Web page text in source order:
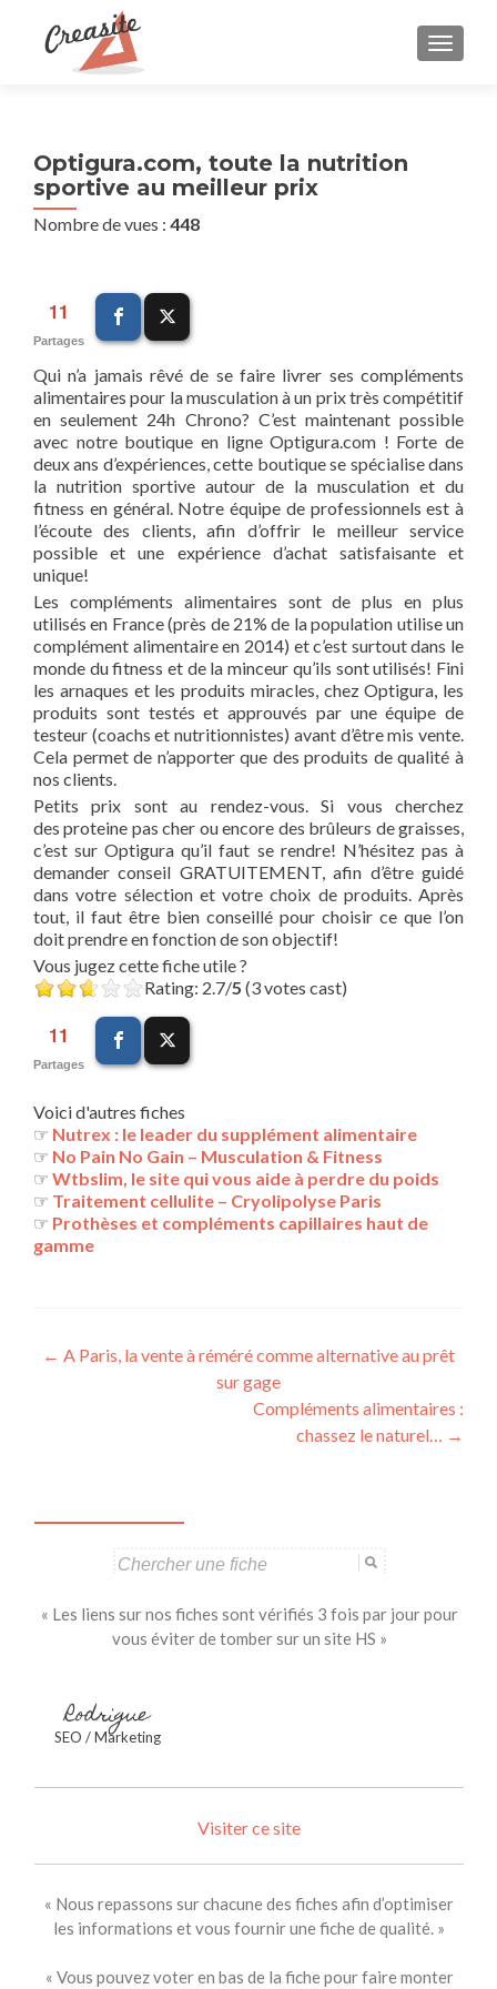
Optigura.com, toute la nutrition
sportive au meilleur prix
Nombre de vues : 448
11
Partages
Qui n’a jamais rêvé de se faire livrer ses compléments
alimentaires pour la musculation à un prix très compétitif
en seulement 24h Chrono? C’est maintenant possible
avec notre boutique en ligne Optigura.com ! Forte de
deux ans d’expériences, cette boutique se spécialise dans
la nutrition sportive autour de la musculation et du
fitness en général. Notre équipe de professionnels est à
l’écoute des clients, afin d’offrir le meilleur service
possible et une expérience d’achat satisfaisante et
unique!
Les compléments alimentaires sont de plus en plus
utilisés en France (près de 21% de la population utilise un
complément alimentaire en 2014) et c’est surtout dans le
monde du fitness et de la minceur qu’ils sont utilisés! Fini
les arnaques et les produits miracles, chez Optigura, les
produits sont testés et approuvés par une équipe de
testeur (coachs et nutritionnistes) avant d’être mis vente.
Cela permet de n’apporter que des produits de qualité à
nos clients.
Petits prix sont au rendez-vous. Si vous cherchez
des proteine pas cher ou encore des brûleurs de graisses,
c’est sur Optigura qu’il faut se rendre! N’hésitez pas à
demander conseil GRATUITEMENT, afin d’être guidé
dans votre sélection et votre choix de produits. Après
tout, il faut être bien conseillé pour choisir ce que l’on
doit prendre en fonction de son objectif!
Vous jugez cette fiche utile ?
Rating: 2.7/5 (3 votes cast)
11
Partages
Voici d'autres fiches
☞ Nutrex : le leader du supplément alimentaire
☞ No Pain No Gain – Musculation & Fitness
☞ Wtbslim, le site qui vous aide à perdre du poids
☞ Traitement cellulite – Cryolipolyse Paris
☞ Prothèses et compléments capillaires haut de
gamme
Navigation
← A Paris, la vente à réméré comme alternative au prêt
sur gage
Compléments alimentaires :
chassez le naturel… →
« Les liens sur nos fiches sont vérifiés 3 fois par jour pour
vous éviter de tomber sur un site HS »
Rodrigue
SEO / Marketing
Visiter ce site
« Nous repassons sur chacune des fiches afin d’optimiser
les informations et vous fournir une fiche de qualité. »
« Vous pouvez voter en bas de la fiche pour faire monter